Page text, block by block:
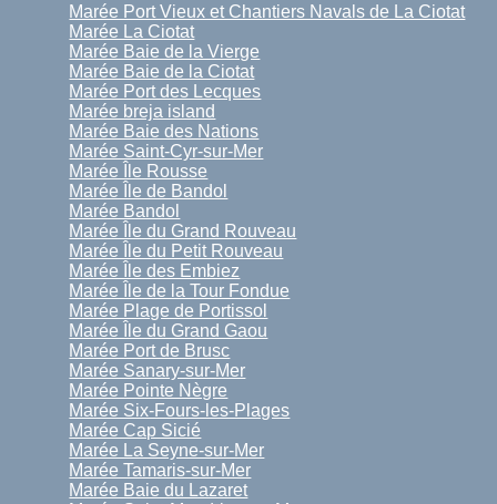
Marée Port Vieux et Chantiers Navals de La Ciotat
Marée La Ciotat
Marée Baie de la Vierge
Marée Baie de la Ciotat
Marée Port des Lecques
Marée breja island
Marée Baie des Nations
Marée Saint-Cyr-sur-Mer
Marée Île Rousse
Marée Île de Bandol
Marée Bandol
Marée Île du Grand Rouveau
Marée Île du Petit Rouveau
Marée Île des Embiez
Marée Île de la Tour Fondue
Marée Plage de Portissol
Marée Île du Grand Gaou
Marée Port de Brusc
Marée Sanary-sur-Mer
Marée Pointe Nègre
Marée Six-Fours-les-Plages
Marée Cap Sicié
Marée La Seyne-sur-Mer
Marée Tamaris-sur-Mer
Marée Baie du Lazaret